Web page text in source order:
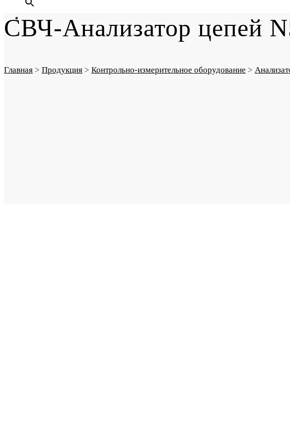
СВЧ-Анализатор цепей
Главная > Продукция > Контрольно-измерительное оборудование >